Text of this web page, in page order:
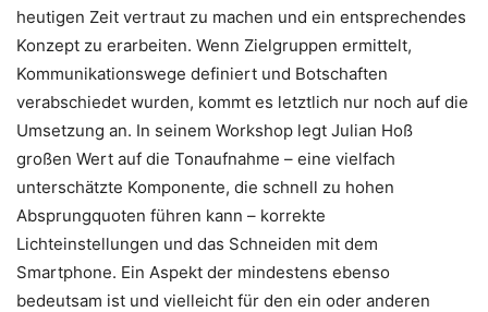
heutigen Zeit vertraut zu machen und ein entsprechendes
Konzept zu erarbeiten. Wenn Zielgruppen ermittelt,
Kommunikationswege definiert und Botschaften
verabschiedet wurden, kommt es letztlich nur noch auf die
Umsetzung an. In seinem Workshop legt Julian Hoß
großen Wert auf die Tonaufnahme – eine vielfach
unterschätzte Komponente, die schnell zu hohen
Absprungquoten führen kann – korrekte
Lichteinstellungen und das Schneiden mit dem
Smartphone. Ein Aspekt der mindestens ebenso
bedeutsam ist und vielleicht für den ein oder anderen